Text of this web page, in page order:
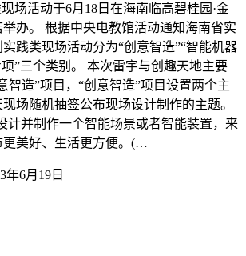
场活动于6月18日在海南临高碧桂园·金
办。 根据中央电教馆活动通知海南省实
实践类现场活动分为“创意智造”“智能机器
项”三个类别。 本次雷宇与创趣天地主要
智造”项目，“创意智造”项目设置两个主
场随机抽签公布现场设计制作的主题。
计并制作一个智能场景或者智能装置，来
更美好、生活更方便。(…
年6月19日